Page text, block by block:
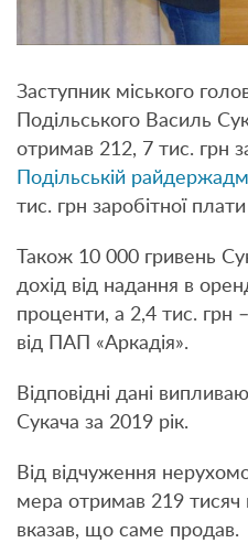
Заступник міського
Подільського Василь
отримав 212, 7 тис. грн
Подільській
тис. грн заробітної плати
Також 10 000 гривень
дохід від надання в
проценти, а 2,4 тис. грн
від ПАП «Аркадія».
Відповідні дані
Сукача за 2019 рік.
Від відчуження
мера отримав 219 тисяч
вказав, що саме продав.